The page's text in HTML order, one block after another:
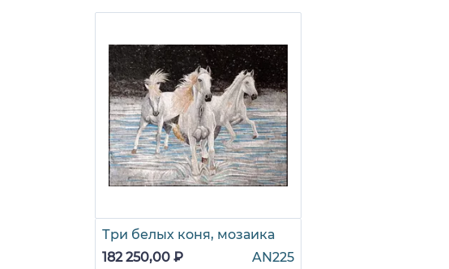
Три белых коня, мозаика
182 250,00 ₽
AN225